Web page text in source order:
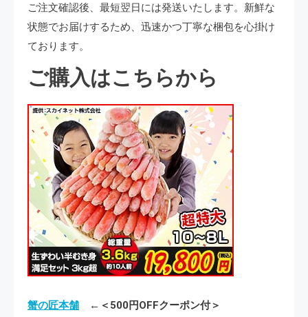
ご注文確認後、最短翌日には発送いたします。新鮮な
状態でお届けするため、迅速かつ丁寧な梱包を心掛け
ております。
ご購入はこちらから
蟹の匠本舗 ←＜500円OFFクーポン付＞